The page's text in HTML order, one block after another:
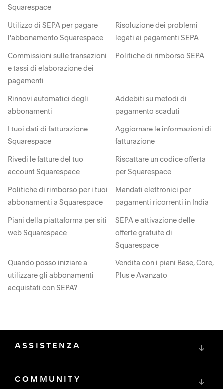
Squarespace
Utilizzo di SEPA per pagare
l'abbonamento Squarespace
Risoluzione dei problemi
legati ai pagamenti SEPA
Commissioni sulle transazioni
e tassi di elaborazione dei
pagamenti
Politiche di rimborso SEPA
Rinnovi automatici degli
abbonamenti
Addebiti su metodi di
pagamento scaduti
I tuoi dati di fatturazione
Squarespace
Aggiornare le informazioni di
fatturazione
Rivedi le fatture del tuo
account Squarespace
Riscattare un codice offerta
per Squarespace
Politiche di rimborso per i tuoi
abbonamenti a Squarespace
Mandati elettronici per
pagamenti ricorrenti in India
Piani della piattaforma per siti
web Squarespace
SEPA e attivazione delle
offerte gratuite di
Squarespace
Quando posso iniziare a
utilizzare gli abbonamenti
acquistati con SEPA?
Vendita con i piani Base, Core,
Plus e Avanzato
ASSISTENZA ↓
COMMUNITY ↓